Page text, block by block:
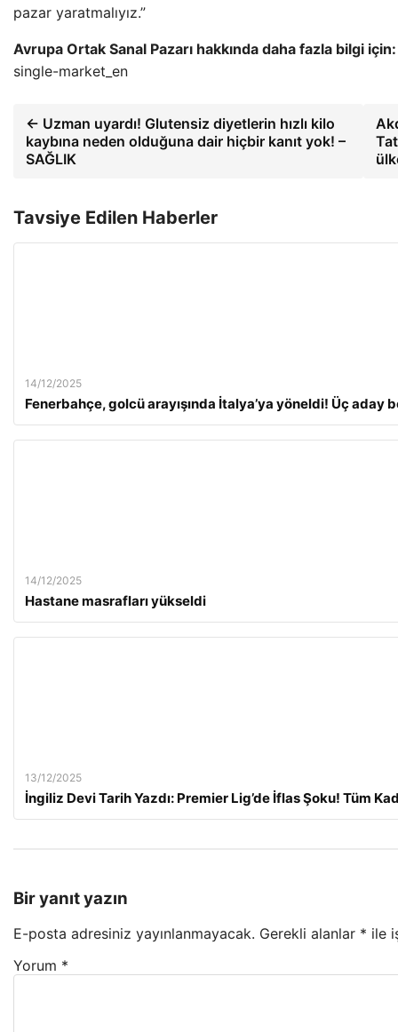
pazar yaratmalıyız.”
Avrupa Ortak Sanal Pazarı hakkında daha fazla bilgi için:
single-market_en
← Uzman uyardı! Glutensiz diyetlerin hızlı kilo
kaybına neden olduğuna dair hiçbir kanıt yok! –
SAĞLIK
Tavsiye Edilen Haberler
14/12/2025
Fenerbahçe, golcü arayışında İtalya’ya yöneldi! Üç aday
14/12/2025
Hastane masrafları yükseldi
13/12/2025
İngiliz Devi Tarih Yazdı: Premier Lig’de İflas Şoku! Tüm
Bir yanıt yazın
E-posta adresiniz yayınlanmayacak. Gerekli alanlar * ile
Yorum *